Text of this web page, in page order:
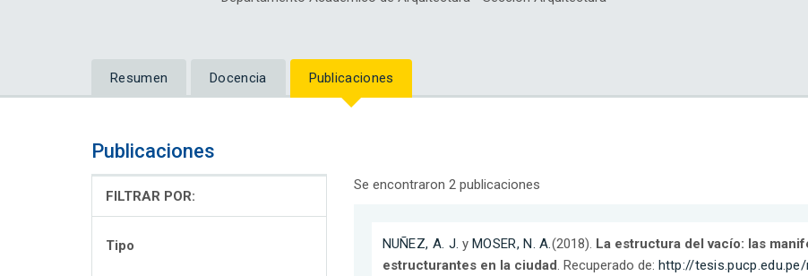
Resumen Docencia Publicaciones
Publicaciones
FILTRAR POR:
Tipo
Se encontraron 2 publicaciones
NUÑEZ, A. J. y MOSER, N. A.(2018). La estructura del vacío: las
estructurantes en la ciudad. Recuperado de: http://